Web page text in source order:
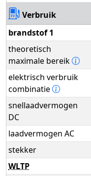
Verbruik
brandstof 1
theoretisch
maximale bereik
elektrisch verbruik
combinatie
snellaadvermogen
DC
laadvermogen AC
stekker
WLTP